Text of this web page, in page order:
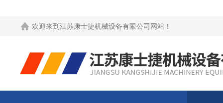
欢迎来到 江苏康士捷机械设备有限公司网站 ！